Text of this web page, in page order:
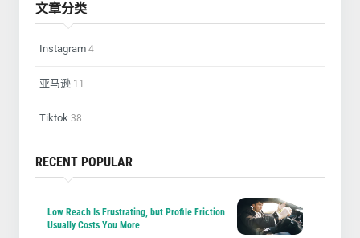
文章分类
Instagram 4
亚马逊 11
Tiktok 38
RECENT POPULAR
Low Reach Is Frustrating, but Profile Friction
Usually Costs You More